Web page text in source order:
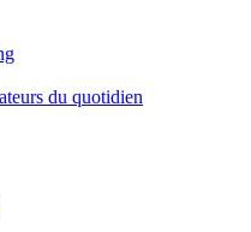
du quotidien